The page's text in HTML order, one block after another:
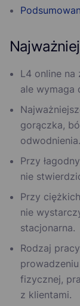
L4 online na
ale wymaga
gorączka,
odwodnienia.
Przy
nie
Przy
nie
stacjonarna.
Rodzaj
fizycznej,
z klientami.